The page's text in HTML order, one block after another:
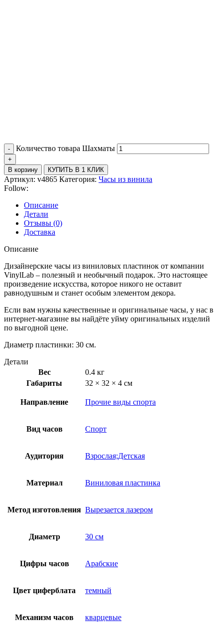
Количество товара Шахматы
В корзину КУПИТЬ В 1 КЛИК
Артикул: v4865 Категория: Часы из винила
Follow:
Описание
Детали
Отзывы (0)
Доставка
Описание
Дизайнерские часы из виниловых пластинок от компании
VinylLab – полезный и необычный подарок. Это настоящее
произведение искусства, которое никого не оставит
равнодушным и станет особым элементом декора.
Если вам нужны качественные и оригинальные часы, у нас в
интернет-магазине вы найдёте уйму оригинальных изделий
по выгодной цене.
Диаметр пластинки: 30 см.
Детали
Вес
0.4 кг
Габариты
32 × 32 × 4 см
Направление Прочие виды спорта
Вид часов Спорт
Аудитория Взрослая;Детская
Материал Виниловая пластинка
Метод изготовления Вырезается лазером
Диаметр 30 см
Цифры часов Арабские
Цвет циферблата темный
Механизм часов кварцевые